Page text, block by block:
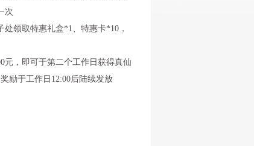
次
领取特惠礼盒*1、特惠卡*10，
，即可于第二个工作日获得真仙
励于工作日12:00后陆续发放